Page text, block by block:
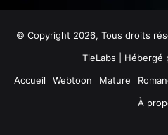
© Copyright 2026, Tous droits
TieLabs | Hébergé
Accueil
Webtoon Mature
À